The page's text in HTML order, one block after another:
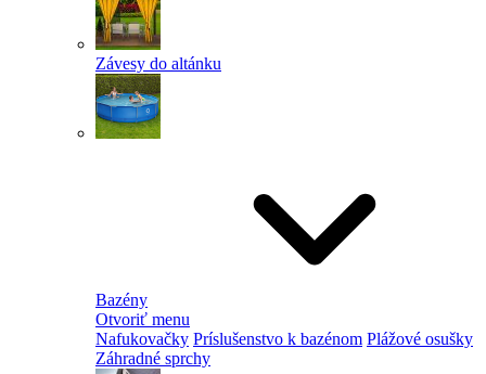
Závesy do altánku
Bazény
Otvoriť menu
Nafukovačky Príslušenstvo k bazénom Plážové osušky
Záhradné sprchy